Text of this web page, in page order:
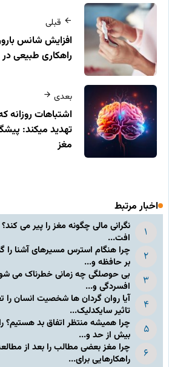
قبلی
افزایش شانس
راهکاری طبیعی در
بعدی
اشتباهات روزانه
تهدید میکند:
مغز
اخبار مرتبط
نگرانی مالی چگونه مغز را پیر می
افت...
چرا هنگام استرس مسیرهای آشنا را
بر حافظه و...
بی حوصلگی چه زمانی خطرناک می
افسردگی و...
آیا روان گردان ها شخصیت انسان را
تاثیر سایکدلیک...
چرا همیشه منتظر اتفاق بد
بیش از حد و...
چرا مغز بعضی مطالب را بعد از
راهکارهایی برای...